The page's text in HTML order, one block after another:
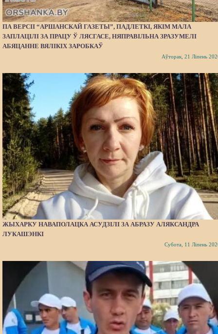
ПА ВЕРСІІ “АРШАНСКАЙ ГАЗЕТЫ”, ПАДЛЕТКІ, ЯКІМ МАЛА
ЗАПЛАЦІЛІ ЗА ПРАЦУ Ў ЛЯСГАСЕ, НЯПРАВІЛЬНА ЗРАЗУМЕЛІ
АБЯЦАННЕ ВЯЛІКІХ ЗАРОБКАЎ
Аўторак, 21 Ліпень
ЖЫХАРКУ НАВАПОЛАЦКА АСУДЗІЛІ ЗА АБРАЗУ АЛЯКСАНДРА
ЛУКАШЭНКІ
Субота, 11 Ліпень